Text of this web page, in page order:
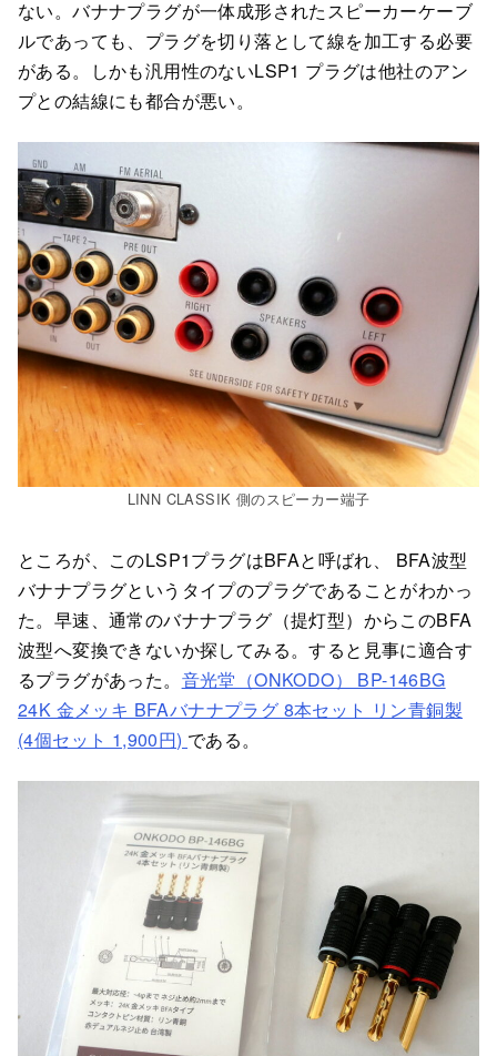
ない。バナナプラグが一体成形されたスピーカーケーブ
ルであっても、プラグを切り落として線を加工する必要
がある。しかも汎用性のないLSP1 プラグは他社のアン
プとの結線にも都合が悪い。
LINN CLASSIK 側のスピーカー端子
ところが、このLSP1プラグはBFAと呼ばれ、 BFA波型
バナナプラグというタイプのプラグであることがわかっ
た。早速、通常のバナナプラグ（提灯型）からこのBFA
波型へ変換できないか探してみる。すると見事に適合す
るプラグがあった。 音光堂（ONKODO） BP-146BG
24K 金メッキ BFAバナナプラグ 8本セット リン青銅製
(4個セット 1,900円) である。